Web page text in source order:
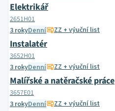
Elektrikář
2651H01
3 rokyDenní ZZ + výuční list
Instalatér
3652H01
3 rokyDenní ZZ + výuční list
Malířské a natěračské práce
3657E01
3 rokyDenní ZZ + výuční list